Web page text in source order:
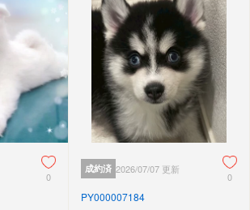
0
成約済 2026/07/07 更新
0
PY000007184